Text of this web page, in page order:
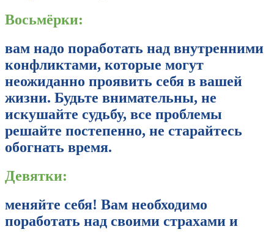
Восьмёрки:
вам надо поработать над внутренними
конфликтами, которые могут
неожиданно проявить себя в вашей
жизни. Будьте внимательны, не
искушайте судьбу, все проблемы
решайте постепенно, не старайтесь
обогнать время.
Девятки:
меняйте себя! Вам необходимо
поработать над своими страхами и